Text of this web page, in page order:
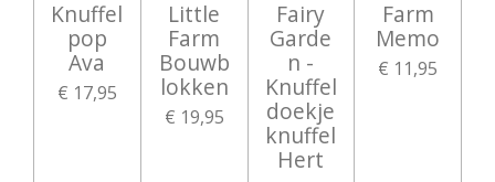
Knuffel
pop
Ava
€ 17,95
Little
Farm
Bouwb
lokken
€ 19,95
Fairy
Garde
n -
Knuffel
doekje
knuffel
Hert
Farm
Memo
€ 11,95